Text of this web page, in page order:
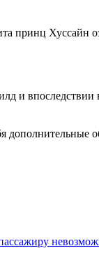
принц Хуссайн
и впоследствии
дополнительные